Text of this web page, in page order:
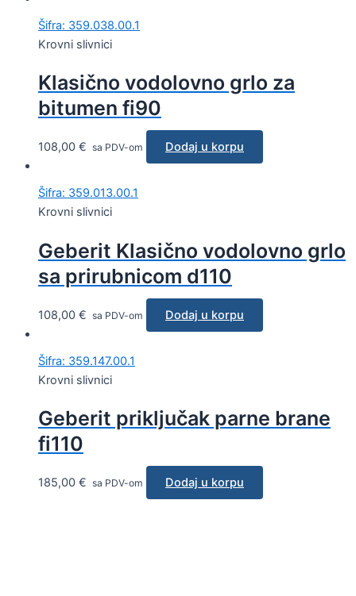
Šifra: 359.038.00.1
Krovni slivnici
Klasično vodolovno grlo za
bitumen fi90
108,00 € sa PDV-om Dodaj u korpu
Šifra: 359.013.00.1
Krovni slivnici
Geberit Klasično vodolovno grlo
sa prirubnicom d110
108,00 € sa PDV-om Dodaj u korpu
Šifra: 359.147.00.1
Krovni slivnici
Geberit priključak parne brane
fi110
185,00 € sa PDV-om Dodaj u korpu